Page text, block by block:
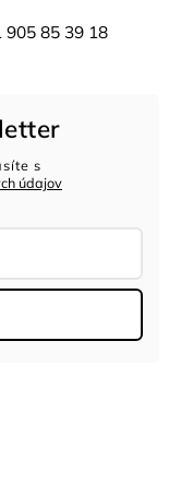
905 85 39 18
s
údajov